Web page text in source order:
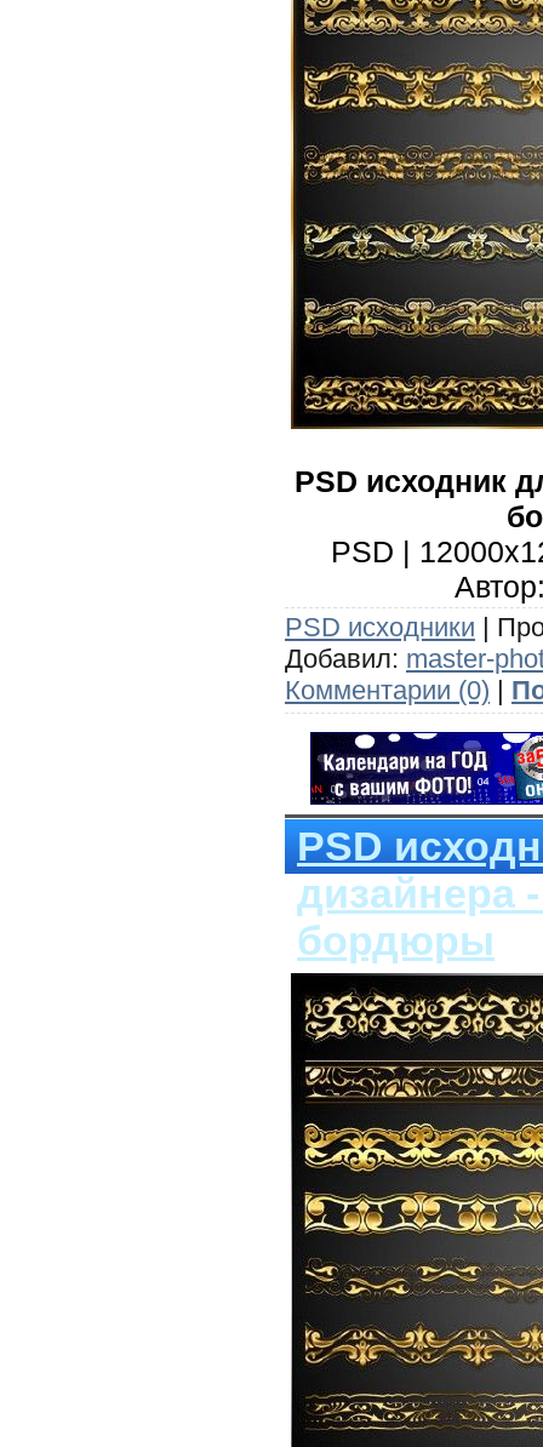
PSD исходник
PSD |
PSD исходники |
Добавил: master-
Комментарии (0) |
PSD
дизайнера
бордюры